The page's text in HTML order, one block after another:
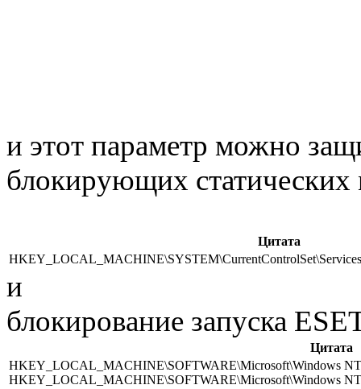
и этот параметр можно
блокирующих
Цитата
и
блокирование запуска
Цитата
HKEY_LOCAL_MACHINE\SOFTWARE\Microsoft\Windows
HKEY_LOCAL_MACHINE\SOFTWARE\Microsoft\Windows